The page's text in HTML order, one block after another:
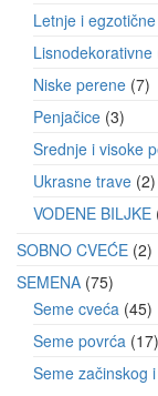
Letnje i egzotične
Lisnodekorativne
Niske perene 7
Penjačice 3
Srednje i visoke
Ukrasne trave 2
VODENE BILJKE
SOBNO CVEĆE 2
SEMENA 75
Seme cveća 45
Seme povrća 17
Seme začinskog